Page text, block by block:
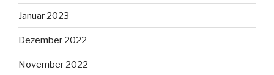
Januar 2023
Dezember 2022
November 2022